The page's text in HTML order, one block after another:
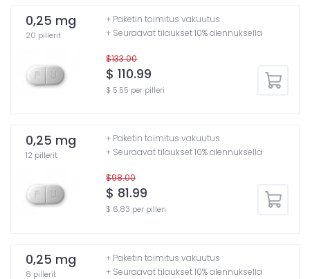
0,25 mg
20 pillerit
$133.00
$ 110.99
$ 5.55 per pilleri
+ Paketin toimitus vakuutus
+ Seuraavat tilaukset 10% alennuksella
0,25 mg
12 pillerit
$98.00
$ 81.99
$ 6.83 per pilleri
+ Paketin toimitus vakuutus
+ Seuraavat tilaukset 10% alennuksella
0,25 mg
8 pillerit
+ Paketin toimitus vakuutus
+ Seuraavat tilaukset 10% alennuksella